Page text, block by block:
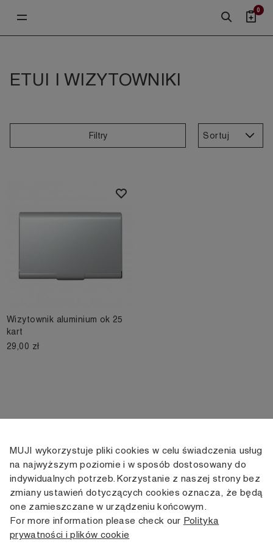
0
ETUI I WIZYTOWNIKI
Filtry Sortuj
Wizytownik aluminium ok 25
kart
29,00 zł
KONTAKT
+48 505 166 958
zamowienia@muji.com.pl
Infolinia czynna
od poniedziałku do piątku
KONTO
Moje konto
Historia
INFORMACJE
Dostawa
Regulamin
MUJI wykorzystuje pliki cookies w celu świadczenia usług
na najwyższym poziomie i w sposób dostosowany do
indywidualnych potrzeb. Korzystanie z naszej strony bez
zmiany ustawień dotyczących cookies oznacza, że będą
one zamieszczane w urządzeniu końcowym.
For more information please check our Polityka
prywatności i plików cookie